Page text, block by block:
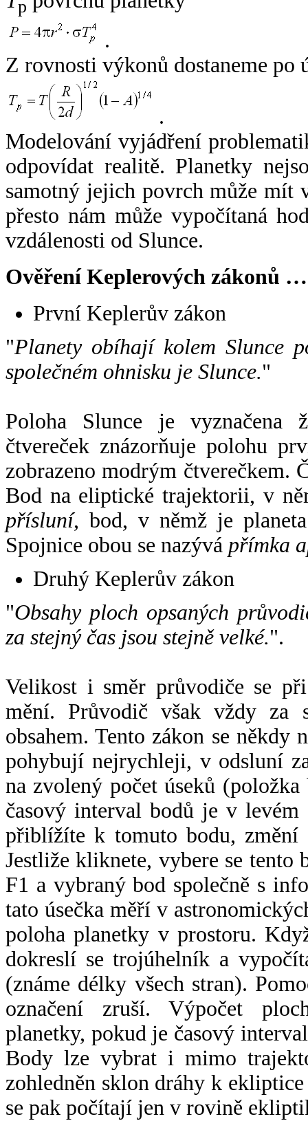
p
.
Z rovnosti výkonů dostaneme po
.
Modelování vyjádření
odpovídat realitě. Planetky
samotný jejich povrch může mít
přesto nám může vypočítaná
vzdálenosti od Slunce.
Ověření Keplerových zákonů …
První Keplerův zákon
"Planety obíhají kolem Slunce
společném ohnisku je Slunce."
Poloha Slunce je vyznačena
čtvereček znázorňuje polohu
zobrazeno modrým čtverečkem.
Bod na eliptické trajektorii, v
přísluní, bod, v němž je
Spojnice obou se nazývá přímka
Druhý Keplerův zákon
"Obsahy ploch opsaných
za stejný čas jsou stejně velké.".
Velikost i směr průvodiče se
mění. Průvodič však vždy za
obsahem. Tento zákon se někdy
pohybují nejrychleji, v odsluní
na zvolený počet úseků
časový interval bodů je v
přiblížíte k tomuto bodu,
Jestliže kliknete, vybere se tento
F1 a vybraný bod společně s
tato úsečka měří v
poloha planetky v prostoru.
dokreslí se trojúhelník a
(známe délky všech stran).
označení zruší. Výpočet
planetky, pokud je časový
Body lze vybrat i mimo
zohledněn sklon dráhy k
se pak počítají jen v rovině